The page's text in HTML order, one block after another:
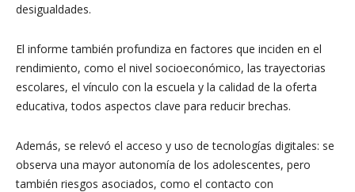
desigualdades.
El informe también profundiza en factores que inciden en el
rendimiento, como el nivel socioeconómico, las trayectorias
escolares, el vínculo con la escuela y la calidad de la oferta
educativa, todos aspectos clave para reducir brechas.
Además, se relevó el acceso y uso de tecnologías digitales: se
observa una mayor autonomía de los adolescentes, pero
también riesgos asociados, como el contacto con